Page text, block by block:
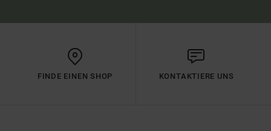
FINDE EINEN SHOP KONTAKTIERE UNS